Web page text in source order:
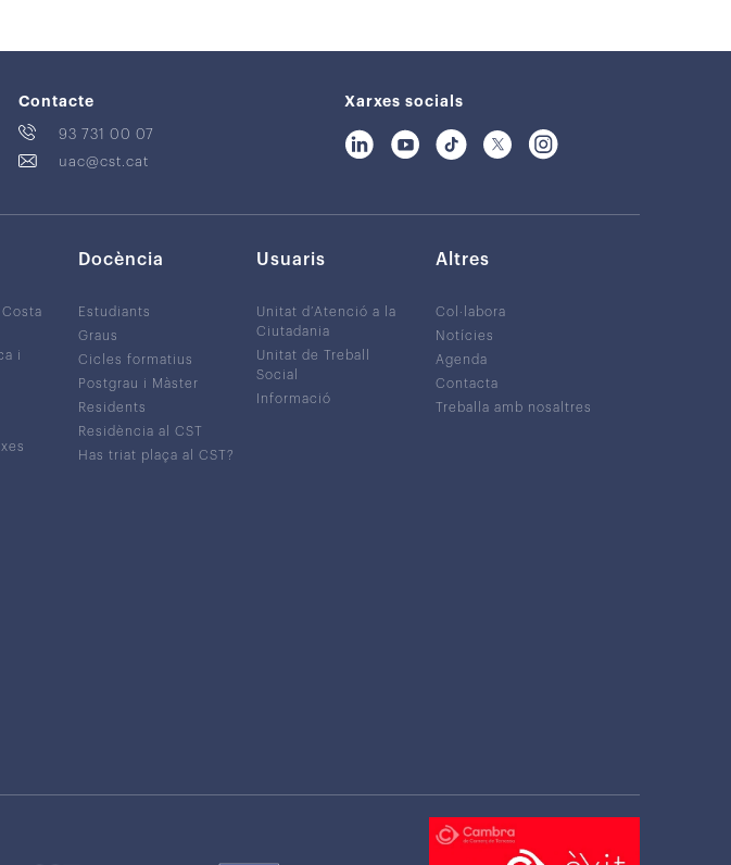
Contacte
93 731 00 07
uac@cst.cat
Xarxes socials
Costa
i
Docència
Estudiants
Graus
Cicles formatius
Postgrau i Màster
Residents
Residència al CST
Has triat plaça al CST?
Usuaris
Unitat d’Atenció a la
Ciutadania
Unitat de Treball
Social
Informació
Altres
Col·labora
Notícies
Agenda
Contacta
Treballa amb nosaltres